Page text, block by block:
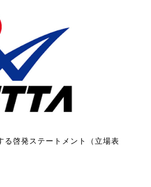
る啓発ステートメント（立場表